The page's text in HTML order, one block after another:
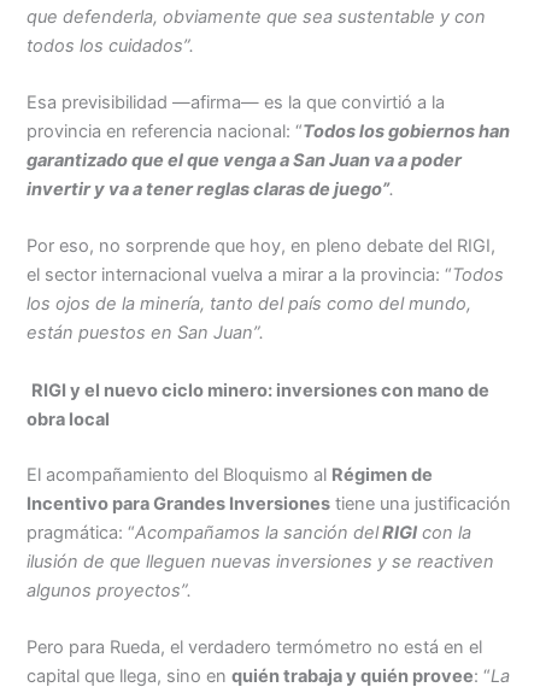
que defenderla, obviamente que sea sustentable y con
todos los cuidados”.
Esa previsibilidad —afirma— es la que convirtió a la
provincia en referencia nacional: “Todos los gobiernos han
garantizado que el que venga a San Juan va a poder
invertir y va a tener reglas claras de juego”.
Por eso, no sorprende que hoy, en pleno debate del RIGI,
el sector internacional vuelva a mirar a la provincia: “Todos
los ojos de la minería, tanto del país como del mundo,
están puestos en San Juan”.
RIGI y el nuevo ciclo minero: inversiones con mano de
obra local
El acompañamiento del Bloquismo al Régimen de
Incentivo para Grandes Inversiones tiene una justificación
pragmática: “Acompañamos la sanción delRIGI con la
ilusión de que lleguen nuevas inversiones y se reactiven
algunos proyectos”.
Pero para Rueda, el verdadero termómetro no está en el
capital que llega, sino enquién trabaja y quién provee: “La